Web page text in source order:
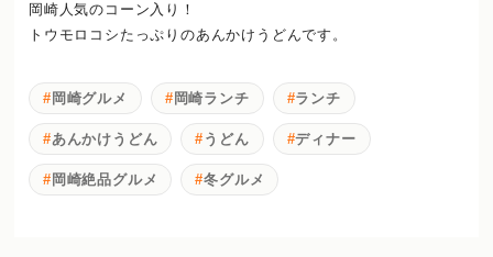
岡崎人気のコーン入り！
トウモロコシたっぷりのあんかけうどんです。
岡崎グルメ 岡崎ランチ ランチ
あんかけうどん うどん ディナー
岡崎絶品グルメ 冬グルメ